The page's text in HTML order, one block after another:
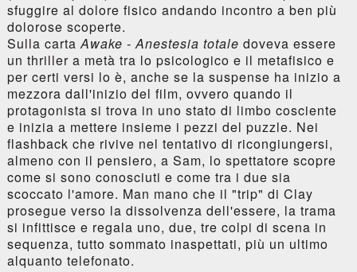
sfuggire al dolore fisico andando incontro a ben più
dolorose scoperte.
Sulla cartaAwake - Anestesia totale doveva essere
un thriller a metà tra lo psicologico e il metafisico e
per certi versi lo è, anche se la suspense ha inizio a
mezzora dall'inizio del film, ovvero quando il
protagonista si trova in uno stato di limbo cosciente
e inizia a mettere insieme i pezzi del puzzle. Nei
flashback che rivive nel tentativo di ricongiungersi,
almeno con il pensiero, a Sam, lo spettatore scopre
come si sono conosciuti e come tra i due sia
scoccato l'amore. Man mano che il "trip" di Clay
prosegue verso la dissolvenza dell'essere, la trama
si infittisce e regala uno, due, tre colpi di scena in
sequenza, tutto sommato inaspettati, più un ultimo
alquanto telefonato.